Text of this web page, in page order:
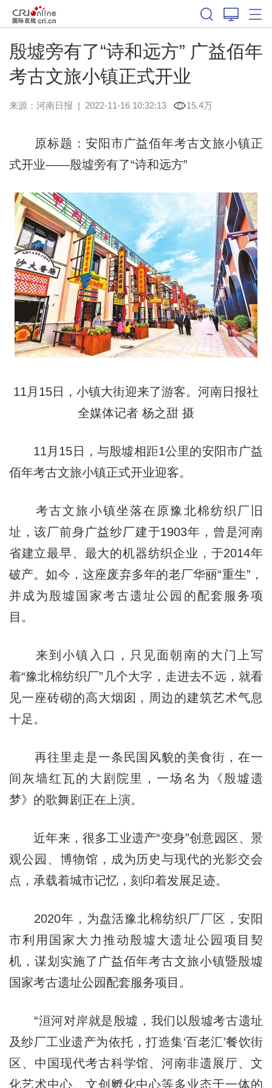
殷墟旁有了“诗和远方” 广益佰年
考古文旅小镇正式开业
来源： 河南日报 | 2022-11-16 10:32:13 15.4万
原标题：安阳市广益佰年考古文旅小镇正
式开业——殷墟旁有了“诗和远方”
11月15日，小镇大街迎来了游客。河南日报社
全媒体记者 杨之甜 摄
11月15日，与殷墟相距1公里的安阳市广益
佰年考古文旅小镇正式开业迎客。
考古文旅小镇坐落在原豫北棉纺织厂旧
址，该厂前身广益纱厂建于1903年，曾是河南
省建立最早、最大的机器纺织企业，于2014年
破产。如今，这座废弃多年的老厂华丽“重生”，
并成为殷墟国家考古遗址公园的配套服务项
目。
来到小镇入口，只见面朝南的大门上写
着“豫北棉纺织厂”几个大字，走进去不远，就看
见一座砖砌的高大烟囱，周边的建筑艺术气息
十足。
再往里走是一条民国风貌的美食街，在一
间灰墙红瓦的大剧院里，一场名为《殷墟遗
梦》的歌舞剧正在上演。
近年来，很多工业遗产“变身”创意园区、景
观公园、博物馆，成为历史与现代的光影交会
点，承载着城市记忆，刻印着发展足迹。
2020年，为盘活豫北棉纺织厂厂区，安阳
市利用国家大力推动殷墟大遗址公园项目契
机，谋划实施了广益佰年考古文旅小镇暨殷墟
国家考古遗址公园配套服务项目。
“洹河对岸就是殷墟，我们以殷墟考古遗址
及纱厂工业遗产为依托，打造集‘百老汇’餐饮街
区、中国现代考古科学馆、河南非遗展厅、文
化艺术中心、文创孵化中心等多业态于一体的